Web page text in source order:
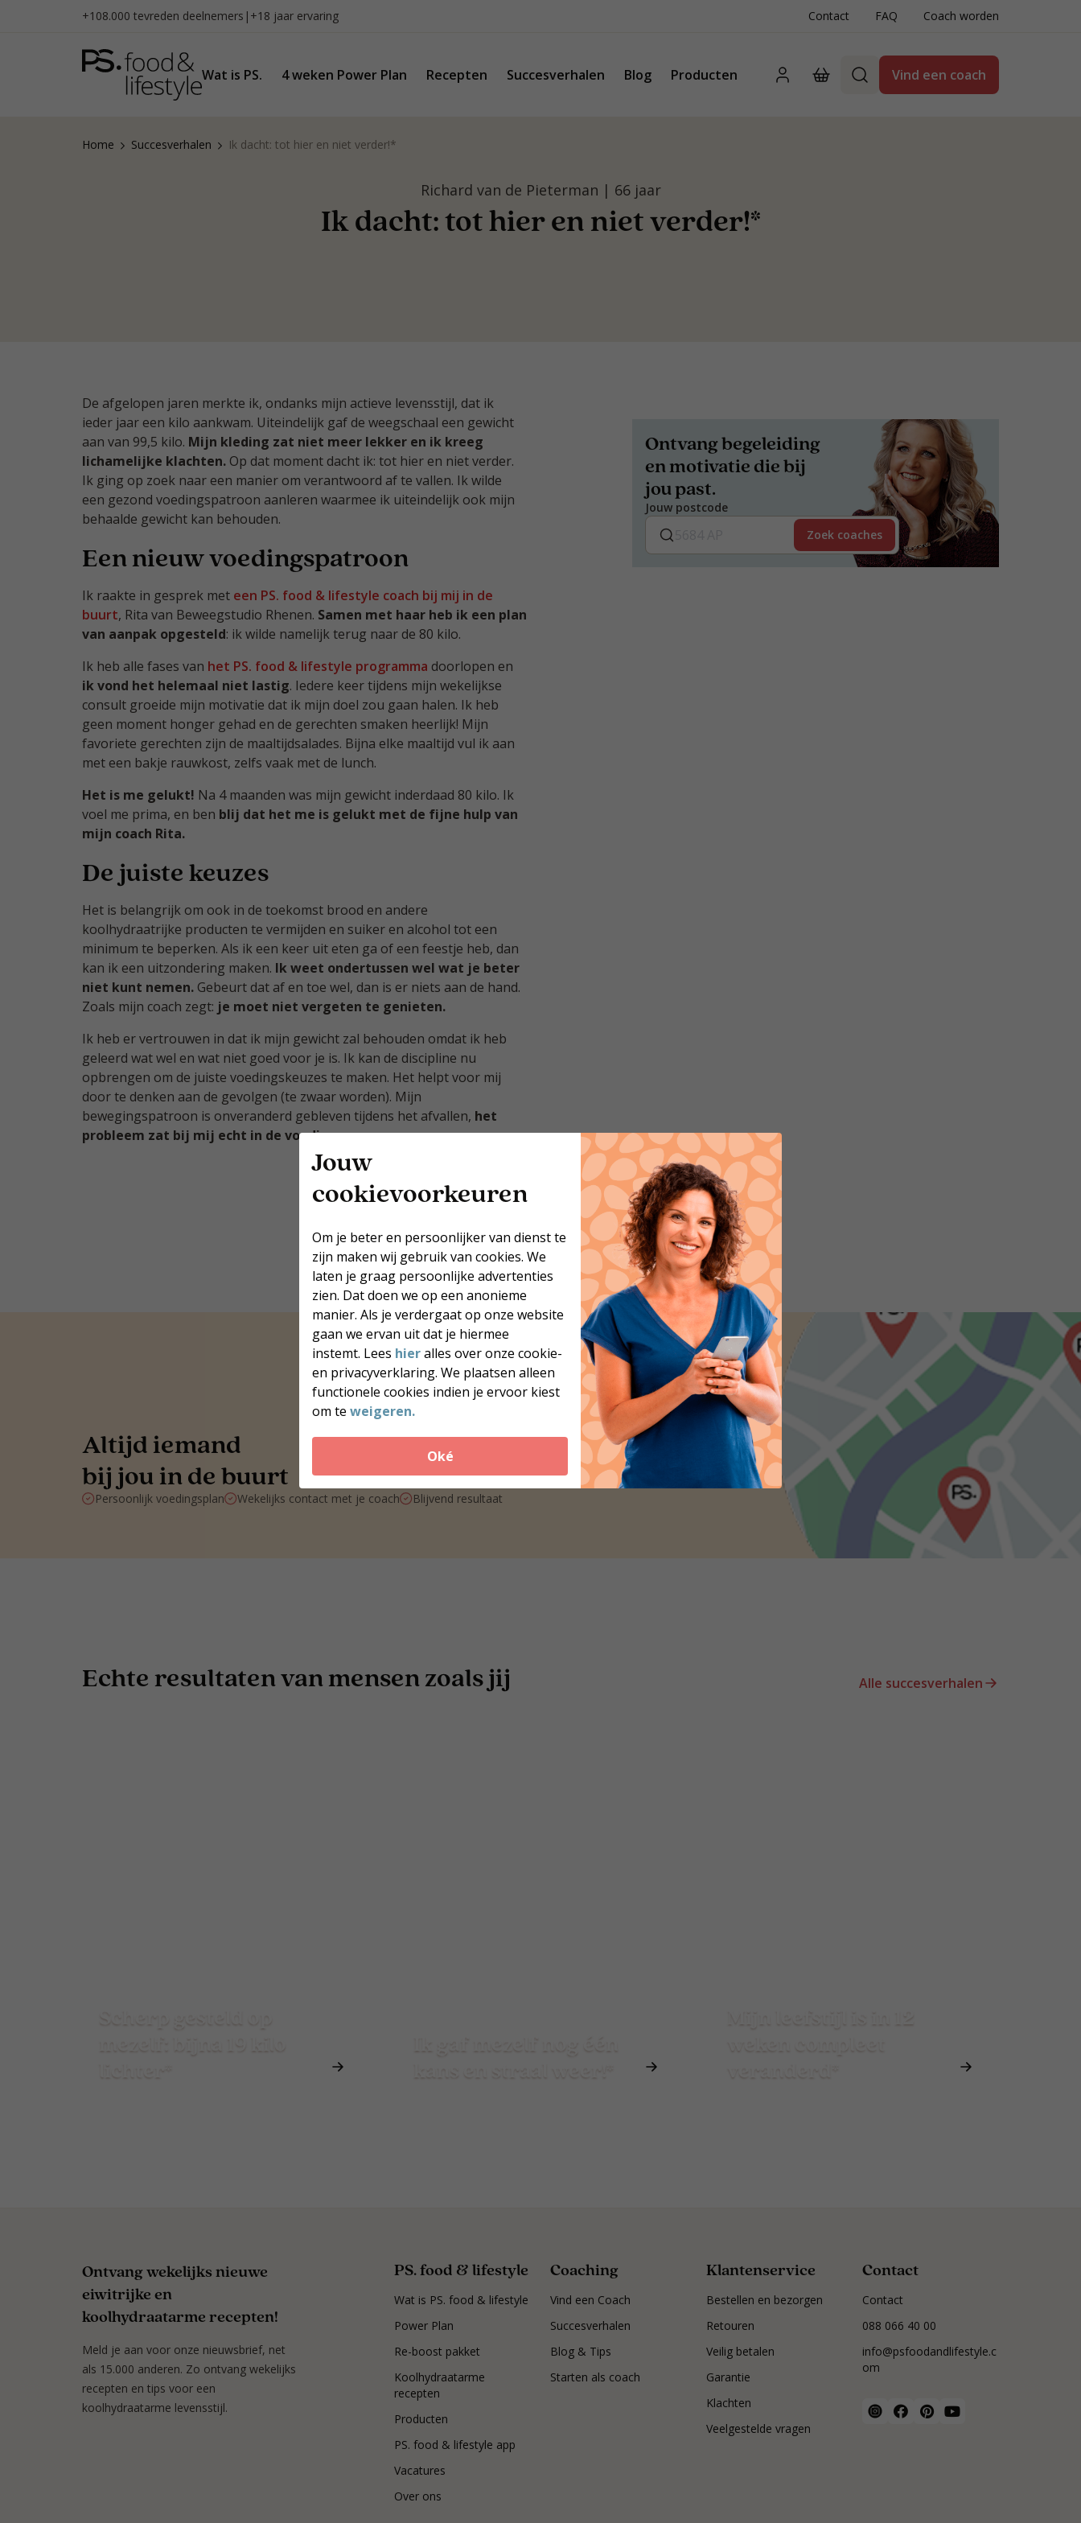
Jouw
cookievoorkeuren
Om je beter en persoonlijker van dienst te
zijn maken wij gebruik van cookies. We
laten je graag persoonlijke advertenties
zien. Dat doen we op een anonieme
manier. Als je verdergaat op onze website
gaan we ervan uit dat je hiermee
instemt. Lees hieralles over onze cookie-
en privacyverklaring. We plaatsen alleen
functionele cookies indien je ervoor kiest
om te weigeren.
Oké
+108.000 tevreden deelnemers | +18 jaar ervaring Contact FAQ Coach worden
Wat is PS. 4 weken Power Plan Recepten Succesverhalen Blog Producten Vind een coach
Home Succesverhalen Ik dacht: tot hier en niet verder!*
Richard van de Pieterman | 66 jaar
Ik dacht: tot hier en niet verder!*
De afgelopen jaren merkte ik, ondanks mijn actieve levensstijl, dat ik
ieder jaar een kilo aankwam. Uiteindelijk gaf de weegschaal een gewicht
aan van 99,5 kilo. Mijn kleding zat niet meer lekker en ik kreeg
lichamelijke klachten. Op dat moment dacht ik: tot hier en niet verder.
Ik ging op zoek naar een manier om verantwoord af te vallen. Ik wilde
een gezond voedingspatroon aanleren waarmee ik uiteindelijk ook mijn
behaalde gewicht kan behouden.
Een nieuw voedingspatroon
Ik raakte in gesprek met een PS. food & lifestyle coach bij mij in de
buurt, Rita van Beweegstudio Rhenen. Samen met haar heb ik een plan
van aanpak opgesteld: ik wilde namelijk terug naar de 80 kilo.
Ik heb alle fases van het PS. food & lifestyle programma doorlopen en
ik vond het helemaal niet lastig. Iedere keer tijdens mijn wekelijkse
consult groeide mijn motivatie dat ik mijn doel zou gaan halen. Ik heb
geen moment honger gehad en de gerechten smaken heerlijk! Mijn
favoriete gerechten zijn de maaltijdsalades. Bijna elke maaltijd vul ik aan
met een bakje rauwkost, zelfs vaak met de lunch.
Het is me gelukt! Na 4 maanden was mijn gewicht inderdaad 80 kilo. Ik
voel me prima, en ben blij dat het me is gelukt met de fijne hulp van
mijn coach Rita.
De juiste keuzes
Het is belangrijk om ook in de toekomst brood en andere
koolhydraatrijke producten te vermijden en suiker en alcohol tot een
minimum te beperken. Als ik een keer uit eten ga of een feestje heb, dan
kan ik een uitzondering maken. Ik weet ondertussen wel wat je beter
niet kunt nemen. Gebeurt dat af en toe wel, dan is er niets aan de hand.
Zoals mijn coach zegt: je moet niet vergeten te genieten.
Ik heb er vertrouwen in dat ik mijn gewicht zal behouden omdat ik heb
geleerd wat wel en wat niet goed voor je is. Ik kan de discipline nu
opbrengen om de juiste voedingskeuzes te maken. Het helpt voor mij
door te denken aan de gevolgen (te zwaar worden). Mijn
bewegingspatroon is onveranderd gebleven tijdens het afvallen, het
probleem zat bij mij echt in de voeding.
Ontvang begeleiding
en motivatie die bij
jou past.
Jouw postcode
Zoek coaches
Altijd iemand
bij jou in de buurt
Zoek coaches
Meer dan 250 locaties door heel Nederland
Persoonlijk voedingsplan
Wekelijks contact met je coach Blijvend resultaat
Echte resultaten van mensen zoals jij Alle succesverhalen
Ontvang wekelijks nieuwe
eiwitrijke en
koolhydraatarme recepten!
Meld je aan voor onze nieuwsbrief, net
als 15.000 anderen. Zo ontvang wekelijks
recepten en tips voor een
koolhydraatarme levensstijl.
PS. food & lifestyle
Wat is PS. food & lifestyle
Power Plan
Re-boost pakket
Koolhydraatarme
recepten
Producten
PS. food & lifestyle app
Vacatures
Over ons
Coaching
Vind een Coach
Succesverhalen
Blog & Tips
Starten als coach
Klantenservice
Bestellen en bezorgen
Retouren
Veilig betalen
Garantie
Klachten
Veelgestelde vragen
Contact
Contact
088 066 40 00
info@psfoodandlifestyle.c
om